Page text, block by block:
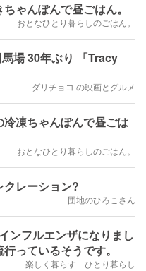
ゃんぽんで昼ごはん。
おとなひとり暮らしのごはん。
場 30年ぶり 「Tracy
ダリチョコ の映画とグルメ
冷凍ちゃんぽんで昼ごは
おとなひとり暮らしのごはん。
レーション?
団地のひろこさん
ンフルエンザになりまし
っているそうです。
楽しく暮らす ひとり暮らし